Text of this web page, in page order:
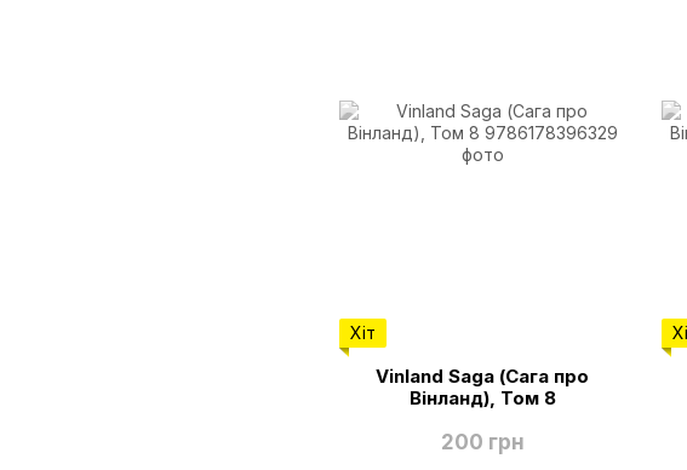
Хіт
Vinland Saga (Сага про
Вінланд), Том 8
200 грн